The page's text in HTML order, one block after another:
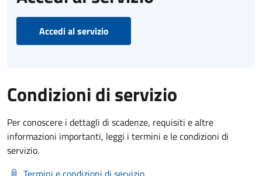
Accedi al servizio
Condizioni di servizio
Per conoscere i dettagli di scadenze, requisiti e altre
informazioni importanti, leggi i termini e le condizioni di
servizio.